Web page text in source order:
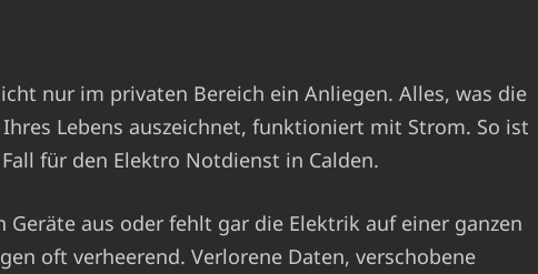
nur im privaten Bereich ein Anliegen. Alles, was die
Lebens auszeichnet, funktioniert mit Strom. So ist
für den Elektro Notdienst in Calden.
Geräte aus oder fehlt gar die Elektrik auf einer ganzen
oft verheerend. Verlorene Daten, verschobene